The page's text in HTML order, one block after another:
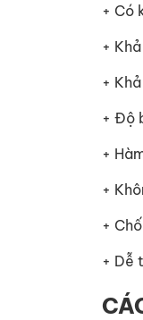
+ Có
+
+
+ Độ
+
+
+
+ Dễ